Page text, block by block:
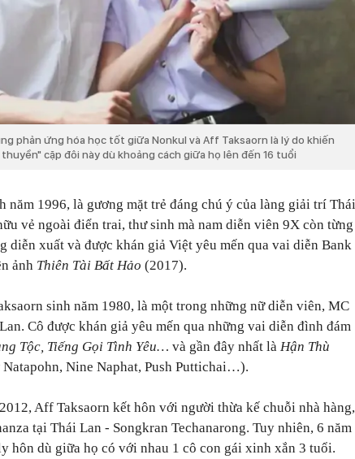
phản ứng hóa học tốt giữa Nonkul và Aff Taksaorn là lý do khiến
cặp đôi này dù khoảng cách giữa họ lên đến 16 tuổi
năm 1996, là gương mặt trẻ đáng chú ý của làng giải trí Thái
vẻ ngoài điển trai, thư sinh mà nam diễn viên 9X còn từng
diễn xuất và được khán giả Việt yêu mến qua vai diễn Bank
ảnh Thiên Tài Bất Hảo (2017).
sinh năm 1980, là một trong những nữ diễn viên, MC
Cô được khán giả yêu mến qua những vai diễn đình đám
Tộc, Tiếng Gọi Tình Yêu… và gần đây nhất là Hận Thù
Natapohn, Nine Naphat, Push Puttichai…).
Aff Taksaorn kết hôn với người thừa kế chuỗi nhà hàng,
tại Thái Lan - Songkran Techanarong. Tuy nhiên, 6 năm
hôn dù giữa họ có với nhau 1 cô con gái xinh xắn 3 tuổi.